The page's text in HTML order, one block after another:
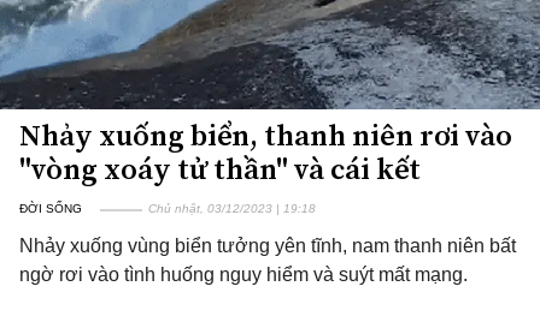
Nhảy xuống biển, thanh niên rơi vào
"vòng xoáy tử thần" và cái kết
ĐỜI SỐNG Chủ nhật, 03/12/2023 | 19:18
Nhảy xuống vùng biển tưởng yên tĩnh, nam thanh niên bất
ngờ rơi vào tình huống nguy hiểm và suýt mất mạng.